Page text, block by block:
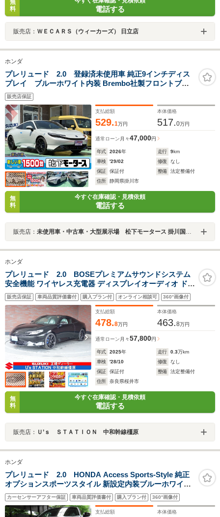
無
料
電話する
販売店： ＷＥＣＡＲＳ（ウィーカーズ） 日立店
ホンダ
プレリュード 2.0 登録済未使用車 純正9インチディス
プレイ ブルーホワイト内装 Brembo社製フロントブレ
ーキ フル液晶メーター フルLEDヘッドライト 電子制御パ
ーキングブレーキ BOSEサウンドシステム ホンダセンシ
ング
販売店保証
支払総額
529.1万円
本体価格
517.0万円
通常ローン 月々47,000円
年式 2026年 走行 9km
車検
'29/02 修復
なし
保証
保証付 整備
法定整備付
住所
静岡県掛川市
無
料
今すぐ在庫確認・見積依頼
電話する
販売店： 未使用車・中古車・大型展示場 松下モータース 掛川国一支店
ホンダ
プレリュード 2.0 BOSEプレミアムサウンドシステム
安全機能 ワイヤレス充電器 ディスプレイオーディオ ドラ
レコ ETC2.0 フロアマット ワイヤレス充電 ブレボンキャ
リパー レーンキープアシスト
販売店保証 車両品質評価書付 購入プラン付 オンライン相談可 360°画像付
支払総額
478.8万円
本体価格
463.8万円
通常ローン 月々57,800円
年式 2025年 走行 0.3万km
車検
'28/10 修復
なし
保証
保証付 整備
法定整備付
住所
奈良県桜井市
無
料
今すぐ在庫確認・見積依頼
電話する
販売店： Ｕ’ｓ ＳＴＡＴＩＯＮ 中和幹線橿原
ホンダ
プレリュード 2.0 HONDA Access Sports-Style 純正
オプションスポーツスタイル 新設定内装ブルーホワイト
Google搭載ナビコネクト BOSEプレミアム 地デジTV
2.0ETC メタルパドルシフト ベルリナ黒塗色19inAW
Brembo青塗色強化ブレーキ
カーセンサーアフター保証 車両品質評価書付 購入プラン付 360°画像付
支払総額 本体価格